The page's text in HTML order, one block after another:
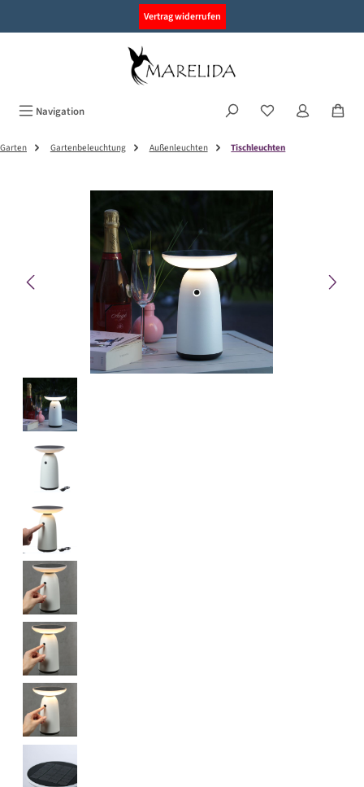
Vertrag widerrufen
Navigation
Garten Gartenbeleuchtung Außenleuchten Tischleuchten